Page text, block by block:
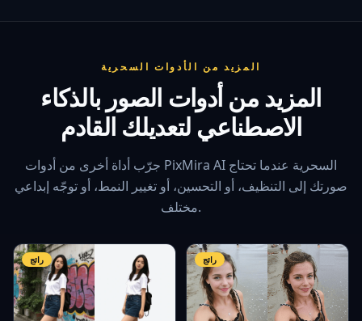
المزيد من الأدوات السحرية
المزيد من أدوات الصور بالذكاء
الاصطناعي لتعديلك القادم
جرّب أداة أخرى من أدوات PixMira AI السحرية عندما تحتاج
صورتك إلى التنظيف، أو التحسين، أو تغيير النمط، أو توجّه إبداعي
مختلف.
رائج رائج